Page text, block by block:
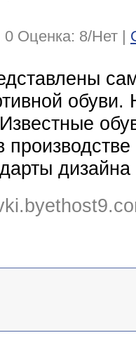
0 Оценка: 8/Нет |
обуви.
производстве